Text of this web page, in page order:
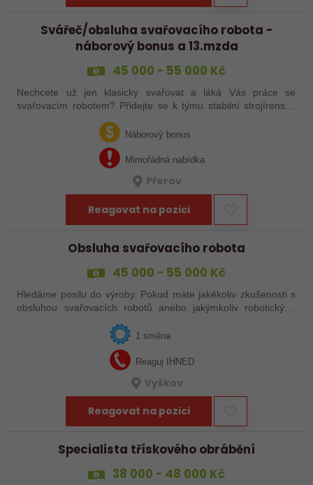
Svářeč/obsluha svařovacího robota -
náborový bonus a 13.mzda
45 000 - 55 000 Kč
Nechcete už jen klasicky svařovat a láká Vás práce se
svařovacím robotem? Přidejte se k týmu stabilní strojírenské
společnosti v Hranicích a využijte své zkušenosti se
svařováním v moderní výrobě.…
Náborový bonus
Mimořádná nabídka
Přerov
Reagovat na pozici
Obsluha svařovacího robota
45 000 - 55 000 Kč
Hledáme posilu do výroby. Pokud máte jakékoliv zkušenosti s
obsluhou svařovacích robotů anebo jakýmkoliv robotickým,
1 směna
Reaguj IHNED
Vyškov
Reagovat na pozici
Specialista třískového obrábění
38 000 - 48 000 Kč